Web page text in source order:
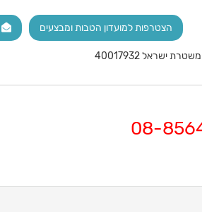
הצטרפות למועדון הטבות ומבצעים